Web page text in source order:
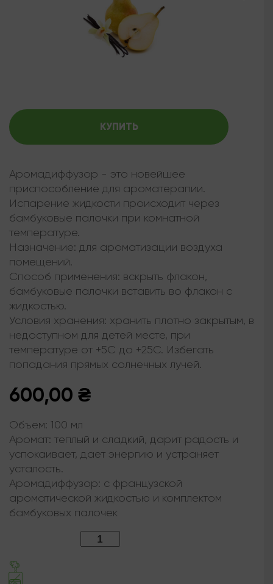
КУПИТЬ
Аромадиффузор - это новейшее
приспособление для ароматерапии.
Испарение жидкости происходит через
бамбуковые палочки при комнатной
температуре.
Назначение: для ароматизации воздуха
помещений.
Способ применения: вскрыть флакон,
бамбуковые палочки вставить во флакон с
жидкостью.
Условия хранения: хранить плотно закрытым, в
недоступном для детей месте, при
температуре от +5С до +25С. Избегать
попадания прямых солнечных лучей.
600,00 ₴
Объем: 100 мл
Аромат: теплый и сладкий, дарит радость и
успокаивает, дает энергию и устраняет
усталость.
Аромадиффузор: с французской
ароматической жидкостью и комплектом
бамбуковых палочек